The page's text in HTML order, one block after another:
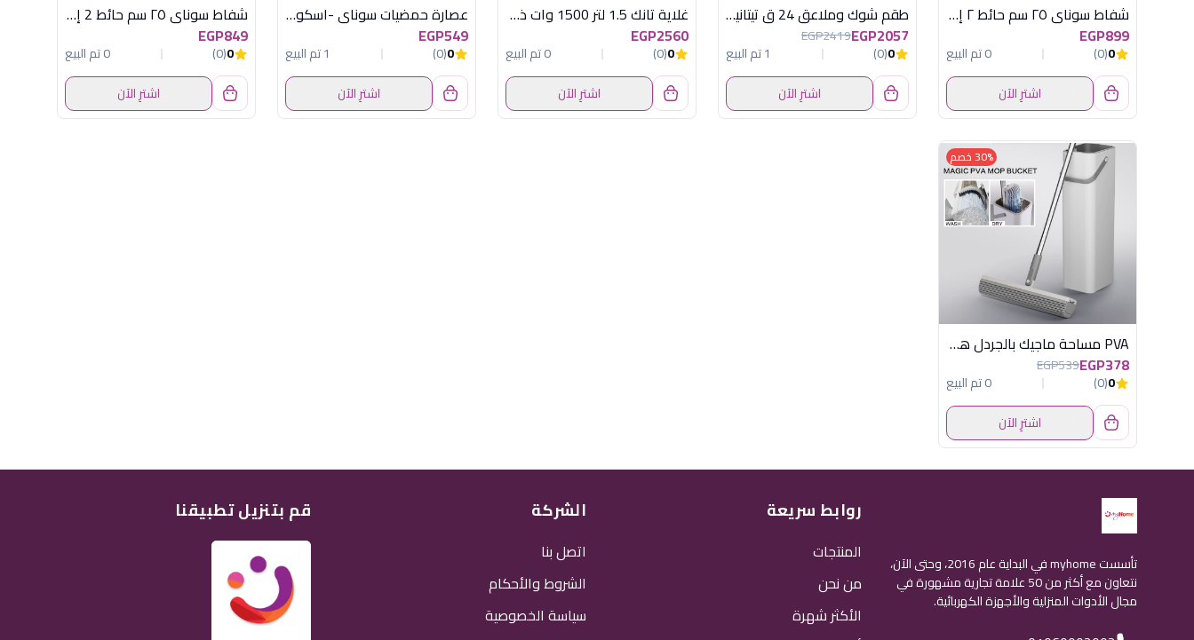
شفاط سوناي ٢٥ سم حائط ٢ إتجاه بشبكة - 30 وات - MAR-25G2
EGP899
0
(0)
0 تم البيع
اشترِ الآن
طقم شوك وملاعق 24 ق تيتانيوم مط
EGP2057
EGP2419
0
(0)
1 تم البيع
اشترِ الآن
غلاية تانك 1.5 لتر 1500 وات ذهبى
EGP2560
0
(0)
0 تم البيع
اشترِ الآن
عصارة حمضيات سوناي -اسكويزر - 30 وات، سعة 1 لتر، MAR-755
EGP549
0
(0)
1 تم البيع
اشترِ الآن
شفاط سوناي ٢٥ سم حائط 2 إتجاه - 30 وات - MAR-25R2
EGP849
0
(0)
0 تم البيع
اشترِ الآن
30% خصم
PVA مساحة ماجيك بالجردل هابى هوم
EGP378
EGP539
0
(0)
0 تم البيع
اشترِ الآن
تأسست myhome في البداية عام 2016، وحتى الآن،
نتعاون مع أكثر من 50 علامة تجارية مشهورة في
مجال الأدوات المنزلية والأجهزة الكهربائية.
روابط سريعة
المنتجات
من نحن
الأكثر شهرة
الشركة
اتصل بنا
الشروط والأحكام
سياسة الخصوصية
قم بتنزيل تطبيقنا